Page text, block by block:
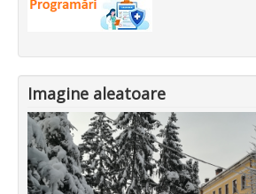
Imagine aleatoare